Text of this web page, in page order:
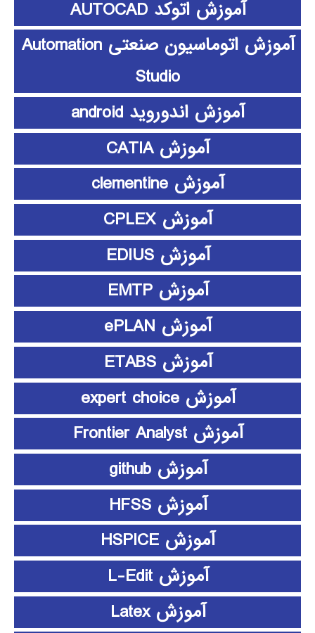
آموزش اتوکد AUTOCAD
آموزش اتوماسیون صنعتی Automation
Studio
آموزش اندوروید android
آموزش CATIA
آموزش clementine
آموزش CPLEX
آموزش EDIUS
آموزش EMTP
آموزش ePLAN
آموزش ETABS
آموزش expert choice
آموزش Frontier Analyst
آموزش github
آموزش HFSS
آموزش HSPICE
آموزش L-Edit
آموزش Latex